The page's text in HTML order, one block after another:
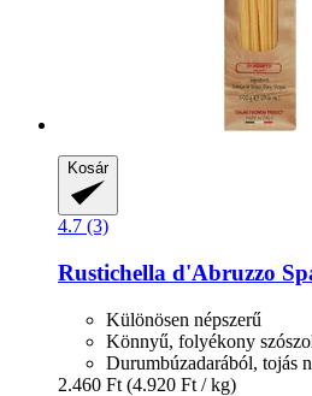
Kosár
4.7 (3)
Rustichella d'Abruzzo
Különösen népszerű
Könnyű, folyékony
Durumbúzadarából, tojás
2.460 Ft (4.920 Ft / kg)